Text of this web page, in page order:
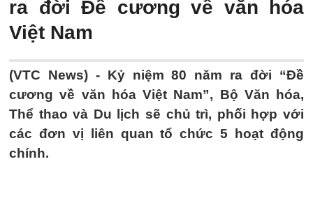
ra đời Đề cương về văn hóa
Việt Nam
(VTC News) - Kỷ niệm 80 năm ra đời “Đề
cương về văn hóa Việt Nam”, Bộ Văn hóa,
Thể thao và Du lịch sẽ chủ trì, phối hợp với
các đơn vị liên quan tổ chức 5 hoạt động
chính.